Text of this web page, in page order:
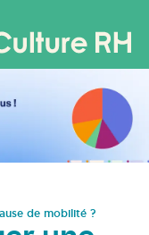
de mobilité ?